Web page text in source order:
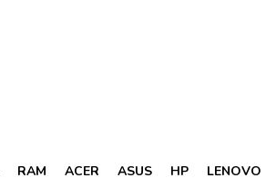
RAM ACER ASUS HP LENOVO